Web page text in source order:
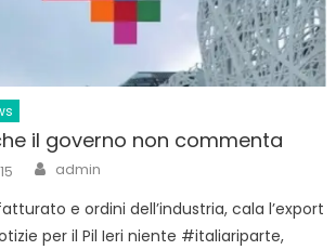
il governo non commenta
Author
admin
e ordini dell’industria, cala l’export
per il Pil Ieri niente #italiariparte,